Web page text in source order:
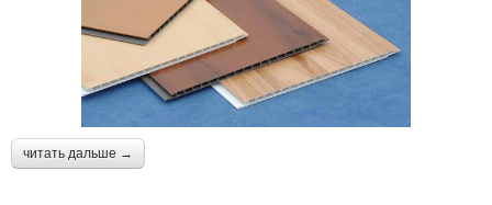
читать дальше →